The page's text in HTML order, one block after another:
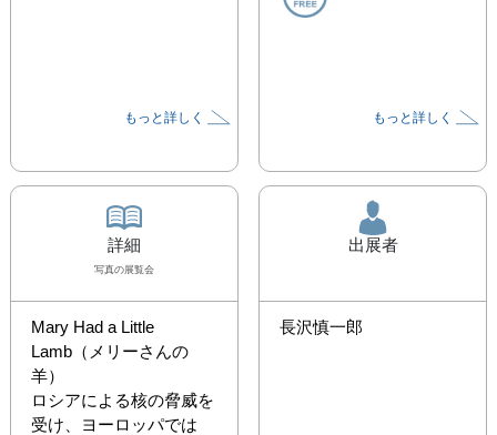
もっと詳しく もっと詳しく
詳細
写真の展覧会
Mary Had a Little
Lamb（メリーさんの
羊）
ロシアによる核の脅威を
受け、ヨーロッパでは
出展者
長沢慎一郎